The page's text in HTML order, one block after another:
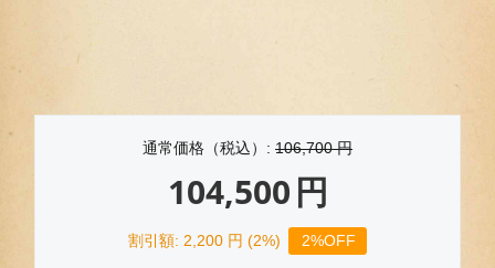
通常価格（税込）: 106,700 円
104,500円
割引額: 2,200 円 (2%) 2%OFF